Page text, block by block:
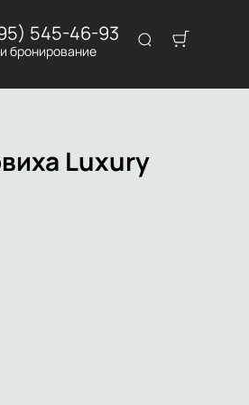
545-46-93
бронирование
Luxury